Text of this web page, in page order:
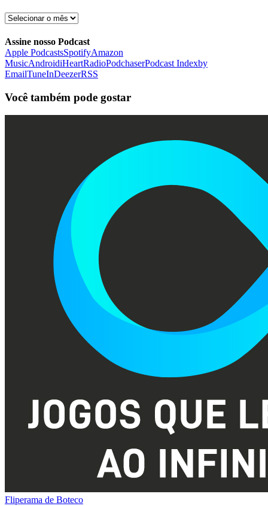
Arquivo
Assine nosso Podcast
Apple PodcastsSpotifyAmazon
MusicAndroidiHeartRadioPodchaserPodcast Indexby
EmailTuneInDeezerRSS
Você também pode gostar
Fliperama de Boteco